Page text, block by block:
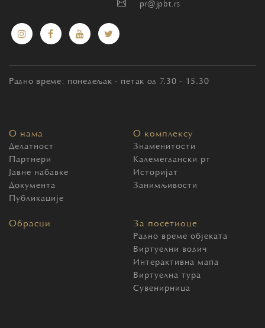
pr@jpbt.rs
Радно време: понедељак - петак од 7.30 - 15.30
О нама
Делатност
Партнери
Јавне набавке
Документа
Публикације
О комплексу
Знаменитости
Калемегдански рт
Историјат
Занимљивости
Обрасци За посетиоце
Радно време објеката
Виртуелни водич
Интерактивна мапа
Виртуелна тура
Сувенирница